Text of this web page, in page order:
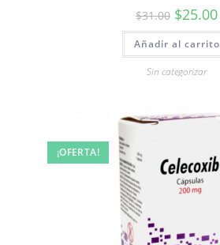
$31.00 $25.00
Añadir al carrito
Sin categorizar
¡OFERTA!